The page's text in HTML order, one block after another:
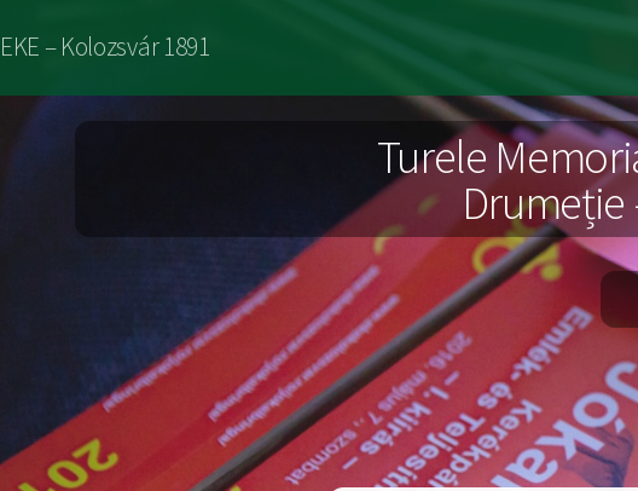
la
conținutul
EKE – Kolozsvár 1891
Turele
Drumeție